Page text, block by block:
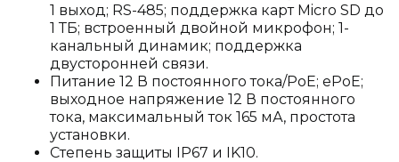
1 выход; RS-485; поддержка карт Micro SD до
1 ТБ; встроенный двойной микрофон; 1-
канальный динамик; поддержка
двусторонней связи.
Питание 12 В постоянного тока/PoE; ePoE;
выходное напряжение 12 В постоянного
тока, максимальный ток 165 мА, простота
установки.
Степень защиты IP67 и IK10.